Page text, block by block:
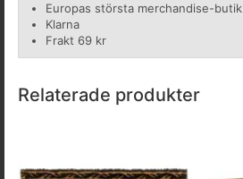
Europas största merchandise-butik
Klarna
Frakt 69 kr
Relaterade produkter